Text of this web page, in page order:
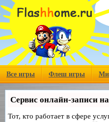
Все игры Флеш игры
Сервис онлайн-записи
Тот, кто работает в сфере